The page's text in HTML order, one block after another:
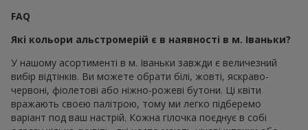
FAQ
Які кольори альстромерій є в наявності в м. Іваньки?
У нашому асортименті в м. Іваньки завжди є величезний
вибір відтінків. Ви можете обрати білі, жовті, яскраво-
червоні, фіолетові або ніжно-рожеві бутони. Ці квіти
вражають своєю палітрою, тому ми легко підберемо
варіант под ваш настрій. Кожна гілочка поєднує в собі